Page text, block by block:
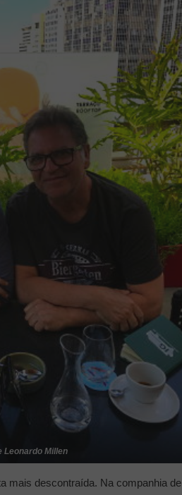
Leonardo Millen
mais descontraída. Na companhia de